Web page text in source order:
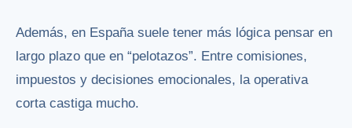
Además, en España suele tener más lógica pensar en
largo plazo que en “pelotazos”. Entre comisiones,
impuestos y decisiones emocionales, la operativa
corta castiga mucho.